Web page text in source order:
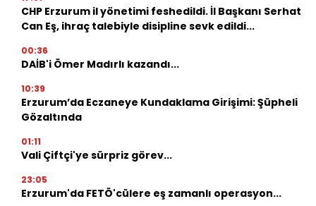
CHP Erzurum il yönetimi feshedildi. İl Başkanı Serhat
Can Eş, ihraç talebiyle disipline sevk edildi...
00:36
DAİB'i Ömer Madırlı kazandı...
10:39
Erzurum’da Eczaneye Kundaklama Girişimi: Şüpheli
Gözaltında
01:11
Vali Çiftçi'ye sürpriz görev...
23:05
Erzurum'da FETÖ'cülere eş zamanlı operasyon...